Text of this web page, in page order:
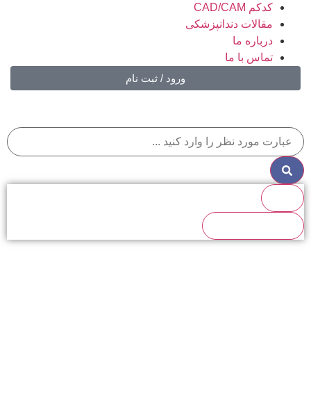
کدکم CAD/CAM
مقالات دندانپزشکی
درباره ما
تماس با ما
ورود / ثبت نام